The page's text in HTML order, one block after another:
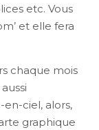
etc. Vous
et elle fera
chaque mois
en-ciel, alors,
graphique